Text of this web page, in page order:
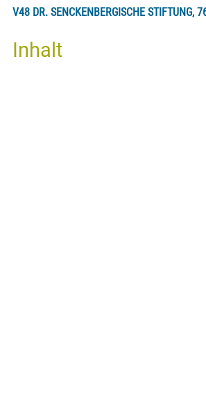
V48 DR. SENCKENBERGISCHE
Inhalt